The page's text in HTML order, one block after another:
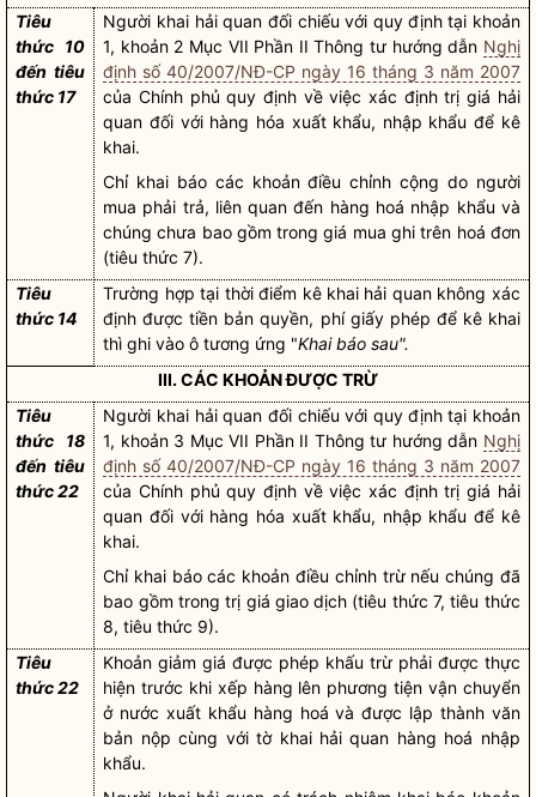
Tiêu
thức 10
đến tiêu
thức 17
Người khai hải quan đối chiếu với quy định tại khoản
1, khoản 2 Mục VII Phần II Thông tư hướng dẫn Nghị
định số 40/2007/NĐ-CP ngày 16 tháng 3 năm 2007
của Chính phủ quy định về việc xác định trị giá hải
quan đối với hàng hóa xuất khẩu, nhập khẩu để kê
khai.
Chỉ khai báo các khoản điều chỉnh cộng do người
mua phải trả, liên quan đến hàng hoá nhập khẩu và
chúng chưa bao gồm trong giá mua ghi trên hoá đơn
(tiêu thức 7).
Tiêu
thức 14
Trường hợp tại thời điểm kê khai hải quankhông xác
định được tiền bản quyền, phí giấy phép để kê khai
thì ghi vào ô tương ứng "Khai báo sau".
III. CÁC KHOẢN ĐƯỢC TRỪ
Tiêu
thức 18
đến tiêu
thức 22
Người khai hải quan đối chiếu với quy định tại khoản
1, khoản 3 Mục VII Phần II Thông tư hướng dẫn Nghị
định số 40/2007/NĐ-CP ngày 16 tháng 3 năm 2007
của Chính phủ quy định về việc xác định trị giá hải
quan đối với hàng hóa xuất khẩu, nhập khẩu để kê
khai.
Chỉ khai báo các khoản điều chỉnh trừ nếu chúng đã
bao gồm trong trị giá giao dịch (tiêu thức 7, tiêu thức
8, tiêu thức 9).
Tiêu
thức 22
Khoản giảm giá được phép khấu trừ phải được thực
hiện trước khi xếp hàng lên phương tiện vận chuyển
ở nước xuất khẩu hàng hoá và được lập thành văn
bản nộp cùng với tờ khai hải quan hàng hoá nhập
khẩu.